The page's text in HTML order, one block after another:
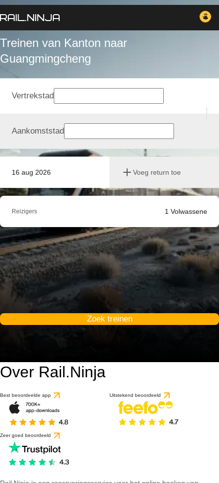
Treinen van Kanton naar
Guangmingcheng
16 aug 2026 Voeg return toe
Vertrekstad
Aankomststad
Reizigers 1 Volwassene
Zoek treinen
Over Rail.Ninja
Best beoordeelde app Uitstekend beoordeeld
Zeer goed beoordeeld